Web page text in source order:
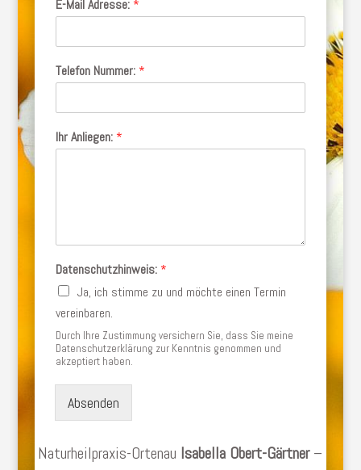
E-Mail Adresse: *
Telefon Nummer: *
Ihr Anliegen: *
Datenschutzhinweis: *
Ja, ich stimme zu und möchte einen Termin
vereinbaren.
Durch Ihre Zustimmung versichern Sie, dass Sie meine
Datenschutzerklärung zur Kenntnis genommen und
akzeptiert haben.
Absenden
Naturheilpraxis-Ortenau Isabella Obert-Gärtner–